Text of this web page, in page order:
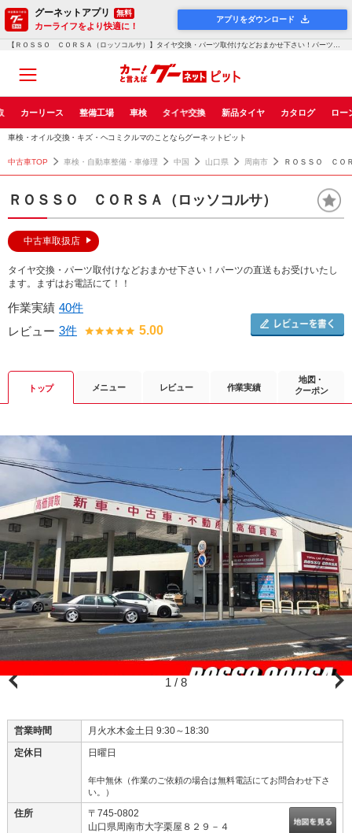
グーネットアプリ 無料
カーライフをより快適に！
アプリをダウンロード
【ＲＯＳＳＯ ＣＯＲＳＡ（ロッソコルサ）】タイヤ交換・パーツ取付けなどおまかせ下さい！パーツの直送もお受けいたします。まず...！グーネットピット
カーリース 整備工場 車検 タイヤ交換 新品タイヤ カタログ ロー
車検・オイル交換・キズ・ヘコミクルマのことならグーネットピット
中古車TOP 車検・自動車整備・車修理 中国 山口県 周南市 ＲＯＳＳＯ ＣＯ
ＲＯＳＳＯ ＣＯＲＳＡ（ロッソコルサ）
中古車取扱店
タイヤ交換・パーツ取付けなどおまかせ下さい！パーツの直送もお受けいたし
ます。まずはお電話にて！！
作業実績 40件
レビュー 3件 5.00
トップ メニュー レビュー 作業実績
地図・
クーポン
1 / 8
営業時間
月火水木金土日 9:30～18:30
定休日
日曜日
年中無休（作業のご依頼の場合は無料電話にてお問合わせ下さ
い。）
住所
〒745-0802
山口県周南市大字栗屋８２９－４